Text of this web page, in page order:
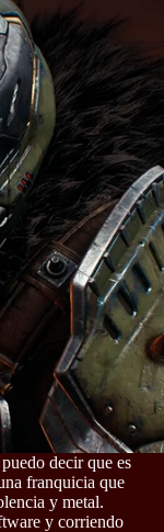
decir que es
franquicia que
y metal.
y corriendo